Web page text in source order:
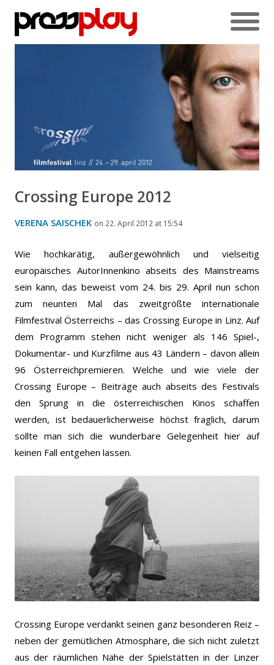
Crossing Europe 2012
VERENA SAISCHEK on 22. April 2012 at 15:54
Wie hochkarätig, außergewöhnlich und vielseitig
europäisches AutorInnenkino abseits des Mainstreams
sein kann, das beweist vom 24. bis 29. April nun schon
zum neunten Mal das zweitgrößte internationale
Filmfestival Österreichs – das Crossing Europe in Linz. Auf
dem Programm stehen nicht weniger als 146 Spiel-,
Dokumentar- und Kurzfilme aus 43 Ländern – davon allein
96 Österreichpremieren. Welche und wie viele der
Crossing Europe – Beiträge auch abseits des Festivals
den Sprung in die österreichischen Kinos schaffen
werden, ist bedauerlicherweise höchst fraglich, darum
sollte man sich die wunderbare Gelegenheit hier auf
keinen Fall entgehen lassen.
Crossing Europe verdankt seinen ganz besonderen Reiz –
neben der gemütlichen Atmosphäre, die sich nicht zuletzt
aus der räumlichen Nähe der Spielstätten in der Linzer